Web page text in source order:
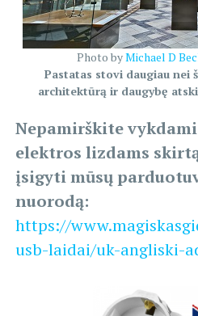
Photo byMichael D
Pastatas stovi daugiau nei
architektūrą ir daugybę
Nepamirškite
elektros lizdams
įsigyti mūsų
nuorodą:
https://
usb-laidai/uk-angliski-